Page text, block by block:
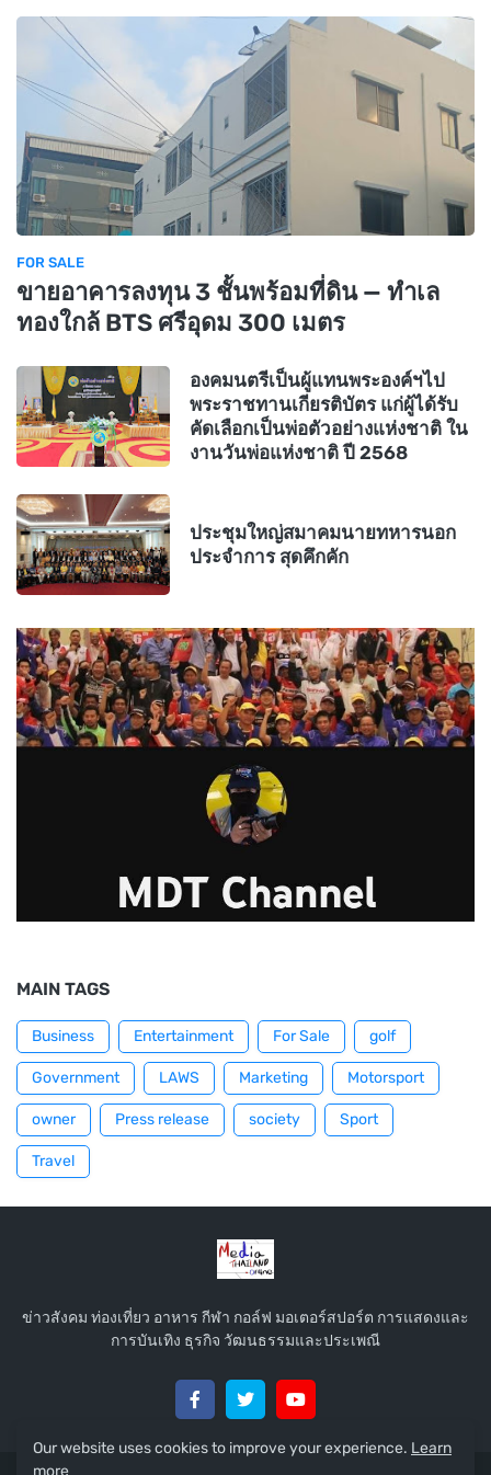
FOR SALE
ขายอาคารลงทุน 3 ชั้นพร้อมที่ดิน — ทำเล
ทองใกล้ BTS ศรีอุดม 300 เมตร
องคมนตรีเป็นผู้แทนพระองค์ฯไป
พระราชทานเกียรติบัตร แก่ผู้ได้รับ
คัดเลือกเป็นพ่อตัวอย่างแห่งชาติ ใน
งานวันพ่อแห่งชาติ ปี 2568
ประชุมใหญ่สมาคมนายทหารนอก
ประจำการ สุดคึกคัก
MAIN TAGS
Business Entertainment For Sale golf
Government LAWS Marketing Motorsport
owner Press release society Sport
Travel
ข่าวสังคม ท่องเที่ยว อาหาร กีฬา กอล์ฟ มอเตอร์สปอร์ต การแสดงและ
การบันเทิง ธุรกิจ วัฒนธรรมและประเพณี
Our website uses cookies to improve your experience. Learn
more